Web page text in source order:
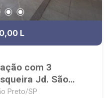
L
com 3
Jd. São
Preto/SP